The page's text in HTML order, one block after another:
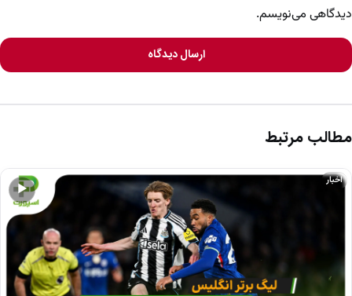
دیدگاهی می‌نویسم.
ارسال دیدگاه
مطالب مرتبط
▶
اخبار